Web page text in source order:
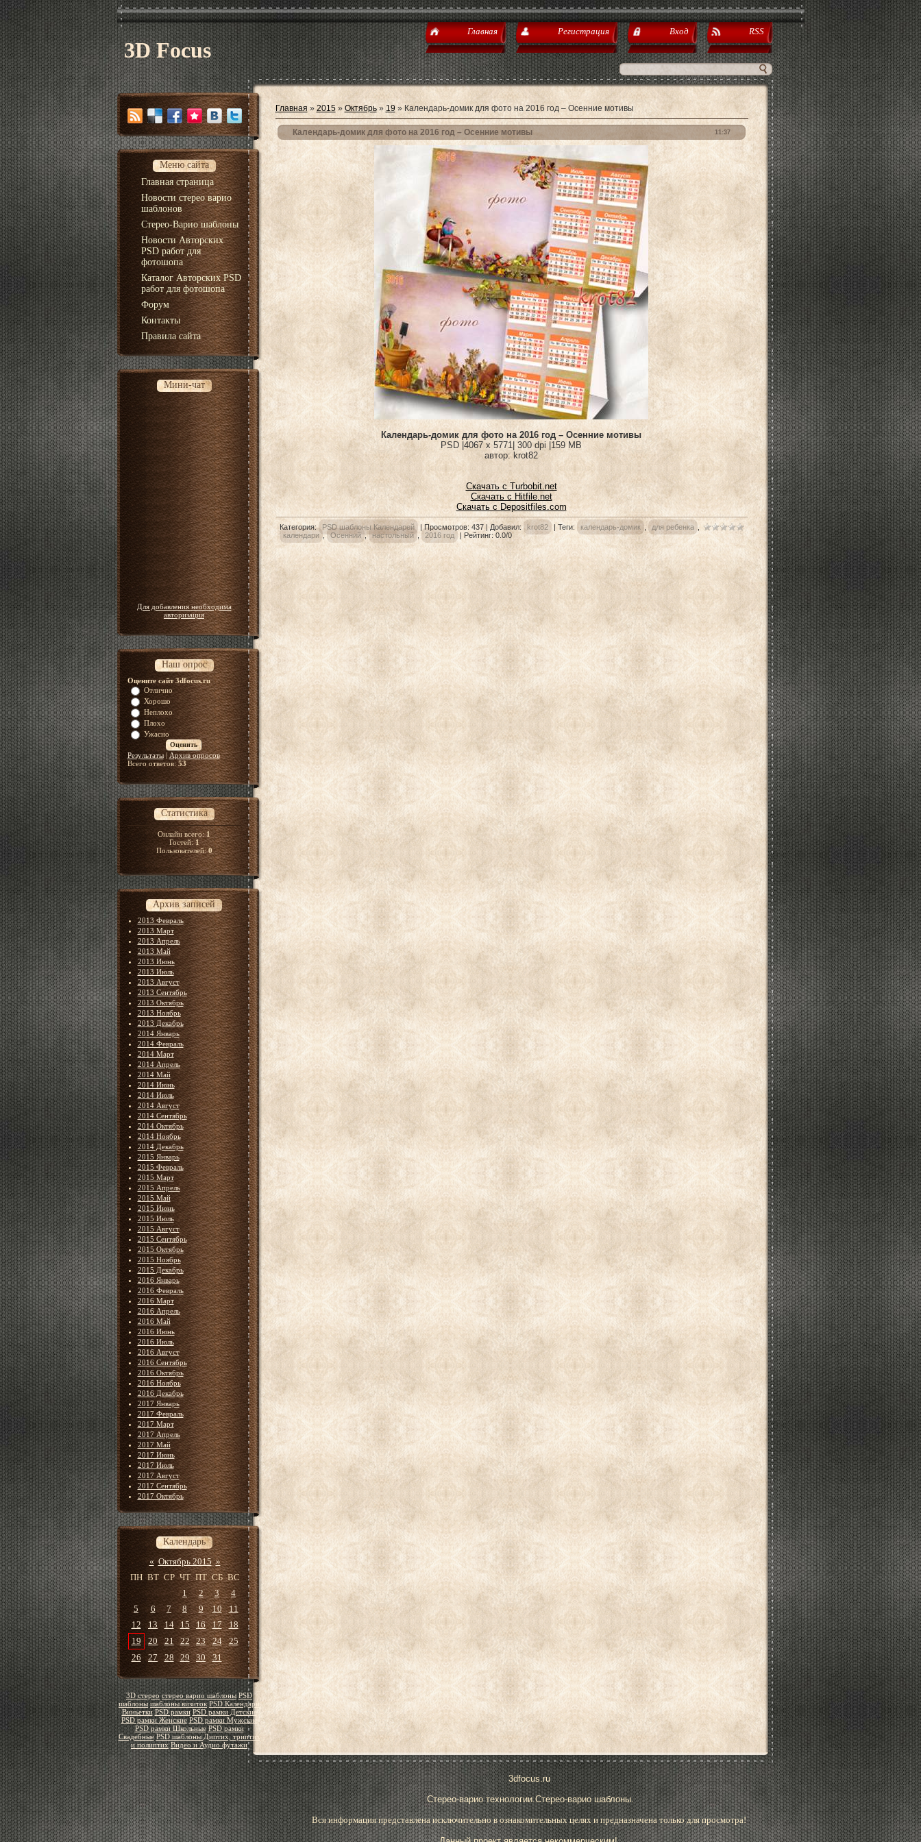
3D Focus
Главная Регистрация Вход RSS
Меню сайта
Главная страница
Новости стерео варио
шаблонов
Стерео-Варио шаблоны
Новости Авторских
PSD работ для
фотошопа
Каталог Авторских PSD
работ для фотошопа
Форум
Контакты
Правила сайта
Мини-чат
Для добавления необходима
авторизация
Наш опрос
Оцените сайт 3dfocus.ru
Отлично
Хорошо
Неплохо
Плохо
Ужасно
Результаты| Архив опросов
Всего ответов:53
Статистика
Онлайн всего:1
Гостей:1
Пользователей:0
Архив записей
2013 Февраль
2013 Март
2013 Апрель
2013 Май
2013 Июнь
2013 Июль
2013 Август
2013 Сентябрь
2013 Октябрь
2013 Ноябрь
2013 Декабрь
2014 Январь
2014 Февраль
2014 Март
2014 Апрель
2014 Май
2014 Июнь
2014 Июль
2014 Август
2014 Сентябрь
2014 Октябрь
2014 Ноябрь
2014 Декабрь
2015 Январь
2015 Февраль
2015 Март
2015 Апрель
2015 Май
2015 Июнь
2015 Июль
2015 Август
2015 Сентябрь
2015 Октябрь
2015 Ноябрь
2015 Декабрь
2016 Январь
2016 Февраль
2016 Март
2016 Апрель
2016 Май
2016 Июнь
2016 Июль
2016 Август
2016 Сентябрь
2016 Октябрь
2016 Ноябрь
2016 Декабрь
2017 Январь
2017 Февраль
2017 Март
2017 Апрель
2017 Май
2017 Июнь
2017 Июль
2017 Август
2017 Сентябрь
2017 Октябрь
Календарь
« Октябрь 2015 »
ПН ВТ СР ЧТ ПТ СБ ВС
1
2 3
4
5
6 7 8 9 10
11
12
13 14 15 16 17
18
19
20 21 22 23 24
25
26
27 28 29 30 31
3D стерео стерео варио шаблоны PSD
шаблоны шаблоны визиток PSD Календари
Виньетки PSD рамки PSD рамки Детские
PSD рамки Женские PSD рамки Мужские
PSD рамки Школьные PSD рамки
Свадебные PSD шаблоны Диптих, триптих
и полиптих Видео и Аудио футажи
Главная » 2015 » Октябрь » 19 » Календарь-домик для фото на 2016 год – Осенние мотивы
11:37
Календарь-домик для фото на 2016 год – Осенние мотивы
Календарь-домик для фото на 2016 год – Осенние мотивы
PSD |4067 x 5771| 300 dpi |159 MB
автор: krot82
Скачать с Turbobit.net
Скачать с Hitfile.net
Скачать с Depositfiles.com
Категория: PSD шаблоны Календарей |Просмотров: 437 | Добавил: krot82 |Теги: календарь-домик для ребенка
календари , Осенний , настольный , 2016 год | Рейтинг: 0.0/0
3dfocus.ru
Стерео-варио технологии.Стерео-варио шаблоны.
Вся информация представлена исключительно в ознакомительных целях и предназначена только для просмотра!